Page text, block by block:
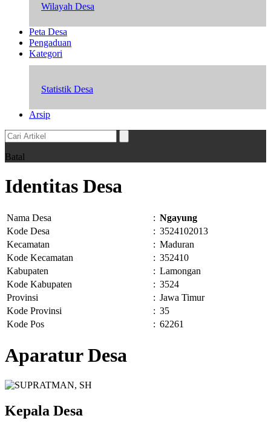
Wilayah Desa
Peta Desa
Pengaduan
Kategori
Statistik Desa
Arsip
Batal
Identitas Desa
Nama Desa : Ngayung
Kode Desa
: 3524102013
Kecamatan
: Maduran
Kode Kecamatan
: 352410
Kabupaten
: Lamongan
Kode Kabupaten
: 3524
Provinsi
: Jawa Timur
Kode Provinsi
: 35
Kode Pos
: 62261
Aparatur Desa
Kepala Desa